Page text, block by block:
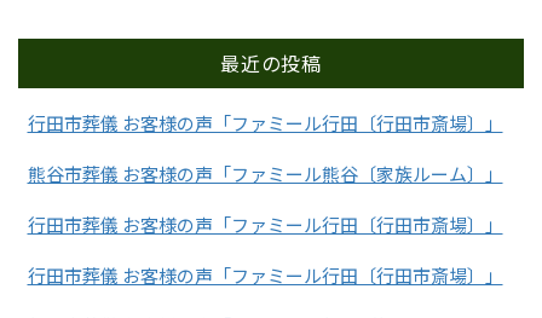
最近の投稿
行田市葬儀 お客様の声「ファミール行田〔行田市斎場〕」
熊谷市葬儀 お客様の声「ファミール熊谷〔家族ルーム〕」
行田市葬儀 お客様の声「ファミール行田〔行田市斎場〕」
行田市葬儀 お客様の声「ファミール行田〔行田市斎場〕」